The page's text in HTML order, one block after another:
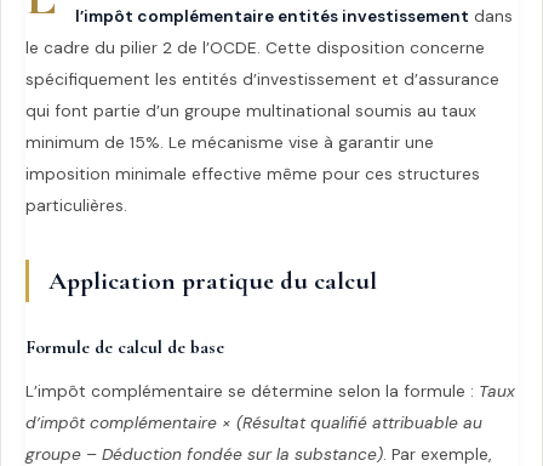
l’impôt complémentaire entités investissement dans
le cadre du pilier 2 de l’OCDE. Cette disposition concerne
spécifiquement les entités d’investissement et d’assurance
qui font partie d’un groupe multinational soumis au taux
minimum de 15%. Le mécanisme vise à garantir une
imposition minimale effective même pour ces structures
particulières.
Application pratique du calcul
Formule de calcul de base
L’impôt complémentaire se détermine selon la formule : Taux
d’impôt complémentaire × (Résultat qualifié attribuable au
groupe – Déduction fondée sur la substance). Par exemple,